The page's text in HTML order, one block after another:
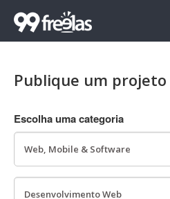
Publique um projeto
Escolha uma categoria